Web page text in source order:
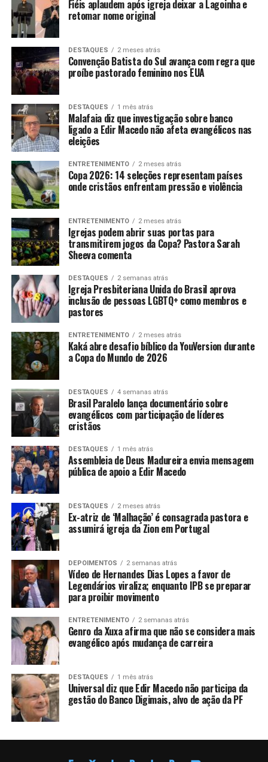
Fiéis aplaudem após igreja deixar a Lagoinha e
retomar nome original
DESTAQUES 2 meses atrás
Convenção Batista do Sul avança com regra que
proíbe pastorado feminino nos EUA
DESTAQUES 1 mês atrás
Malafaia diz que investigação sobre banco
ligado a Edir Macedo não afeta evangélicos nas
eleições
ENTRETENIMENTO 2 meses atrás
Copa 2026: 14 seleções representam países
onde cristãos enfrentam pressão e violência
ENTRETENIMENTO 2 meses atrás
Igrejas podem abrir suas portas para
transmitirem jogos da Copa? Pastora Sarah
Sheeva comenta
DESTAQUES 2 semanas atrás
Igreja Presbiteriana Unida do Brasil aprova
inclusão de pessoas LGBTQ+ como membros e
pastores
ENTRETENIMENTO 2 meses atrás
Kaká abre desafio bíblico da YouVersion durante
a Copa do Mundo de 2026
DESTAQUES 4 semanas atrás
Brasil Paralelo lança documentário sobre
evangélicos com participação de líderes
cristãos
DESTAQUES 1 mês atrás
Assembleia de Deus Madureira envia mensagem
pública de apoio a Edir Macedo
DESTAQUES 2 meses atrás
Ex-atriz de ‘Malhação’ é consagrada pastora e
assumirá igreja da Zion em Portugal
DEPOIMENTOS 2 semanas atrás
Vídeo de Hernandes Dias Lopes a favor de
Legendários viraliza; enquanto IPB se preparar
para proibir movimento
ENTRETENIMENTO 2 semanas atrás
Genro da Xuxa afirma que não se considera mais
evangélico após mudança de carreira
DESTAQUES 1 mês atrás
Universal diz que Edir Macedo não participa da
gestão do Banco Digimais, alvo de ação da PF